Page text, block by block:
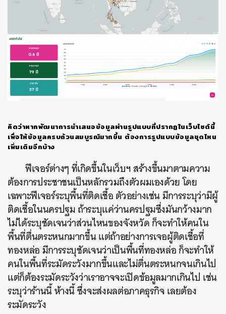
คิดว่าหากพัฒนาการนำเสนอข้อมูลผ่านรูปแบบที่ปรากฏในเว็บไซต์นี้
เพื่อให้ข้อมูลครบถ้วนสมบูรณ์มากขึ้น ต้องการรูปแบบข้อมูลชุดไหน
เพิ่มเติมอีกบ้าง
ฟีเจอร์ต่างๆ ที่เกิดขึ้นในเว็บฯ สร้างขึ้นมาตามความ
ต้องการประชาชนเป็นหลักรวมถึงตัวผมเองด้วย โดย
เฉพาะฟีเจอร์ระบุพื้นที่ติดเชื้อ ตัวอย่างเช่น มีการระบุว่ามีผู้
ติดเชื้อในนครปฐม ถ้าระบุแค่ว่านครปฐมซึ่งมันกว้างมาก
ไม่ได้ระบุชัดเจนว่าส่วนไหนของจังหวัด ก็จะทำให้คนใน
พื้นที่ตื่นตระหนกมากขึ้น แต่ถ้าอย่างการเจอผู้ติดเชื้อที่
ทองหล่อ มีการระบุชัดเจนว่าเป็นพื้นที่ทองหล่อ ก็จะทำให้
คนในพื้นที่ระมัดระวังมากขึ้นและไม่ตื่นตระหนกจนเกินไป
แต่ก็ต้องระมัดระวังว่าเราอาจจะเปิดข้อมูลมากเกินไป เช่น
ระบุว่าร้านนี้ ห้างนี้ ซึ่งจะส่งผลต่อภาคธุรกิจ เลยต้อง
ระมัดระวัง